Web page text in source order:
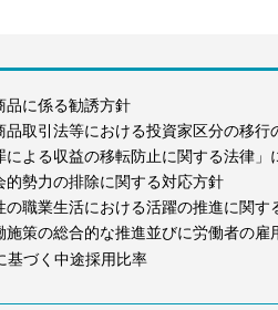
品に係る勧誘方針
品取引法等における投資家区分の移行
による収益の移転防止に関する法律
的勢力の排除に関する対応方針
の職業生活における活躍の推進に関
施策の総合的な推進並びに労働者の
基づく中途採用比率